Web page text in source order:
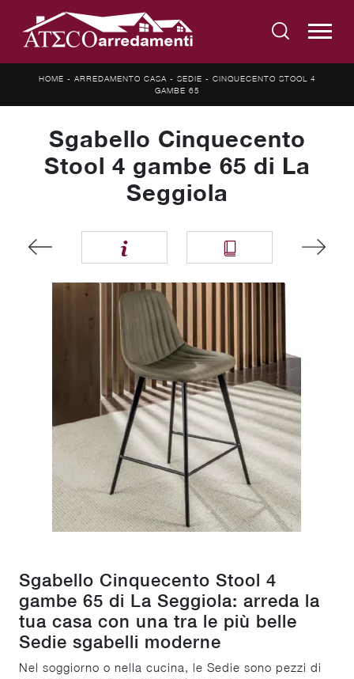
HOME - ARREDAMENTO CASA - SEDIE - CINQUECENTO STOOL 4
GAMBE 65
Sgabello Cinquecento
Stool 4 gambe 65 di La
Seggiola
Sgabello Cinquecento Stool 4
gambe 65 di La Seggiola: arreda la
tua casa con una tra le più belle
Sedie sgabelli moderne
Nel soggiorno o nella cucina, le Sedie sono pezzi di